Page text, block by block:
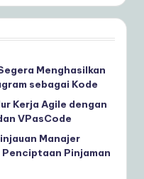
Menghasilkan
sebagai Kode
Kerja Agile dengan
VPasCode
Manajer
Pinjaman